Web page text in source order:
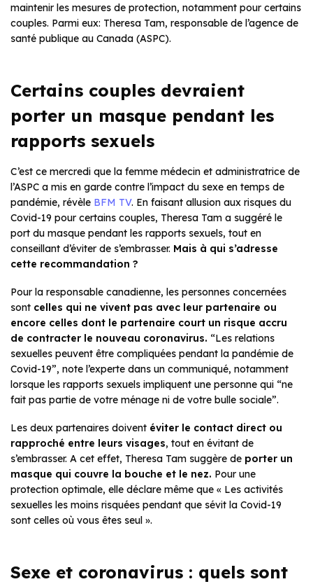
maintenir les mesures de protection, notamment pour certains
couples. Parmi eux: Theresa Tam, responsable de l’agence de
santé publique au Canada (ASPC).
Certains couples devraient
porter un masque pendant les
rapports sexuels
C’est ce mercredi que la femme médecin et administratrice de
l’ASPC a mis en garde contre l’impact du sexe en temps de
pandémie, révèle BFM TV. En faisant allusion aux risques du
Covid-19 pour certains couples, Theresa Tam a suggéré le
port du masque pendant les rapports sexuels, tout en
conseillant d’éviter de s’embrasser. Mais à qui s’adresse
cette recommandation ?
Pour la responsable canadienne, les personnes concernées
sont celles qui ne vivent pas avec leur partenaire ou
encore celles dont le partenaire court un risque accru
de contracter le nouveau coronavirus. “Les relations
sexuelles peuvent être compliquées pendant la pandémie de
Covid-19”, note l’experte dans un communiqué, notamment
lorsque les rapports sexuels impliquent une personne qui “ne
fait pas partie de votre ménage ni de votre bulle sociale”.
Les deux partenaires doivent éviter le contact direct ou
rapproché entre leurs visages, tout en évitant de
s’embrasser. A cet effet, Theresa Tam suggère de porter un
masque qui couvre la bouche et le nez. Pour une
protection optimale, elle déclare même que « Les activités
sexuelles les moins risquées pendant que sévit la Covid-19
sont celles où vous êtes seul ».
Sexe et coronavirus : quels sont